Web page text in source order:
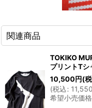
関連商品
TOKIKO
プリントT
10,500円(
(税込: 11,550
希望小売価格